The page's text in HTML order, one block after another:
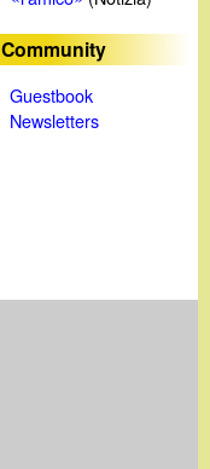
Community
Guestbook
Newsletters